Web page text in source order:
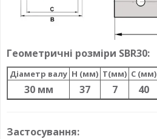
Геометричні розміри SBR30:
Діаметр валу H (мм) T(мм) C (мм)
30 мм 37 7 40
Застосування: